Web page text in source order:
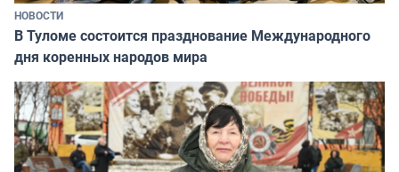
НОВОСТИ
В Туломе состоится празднование Международного
дня коренных народов мира